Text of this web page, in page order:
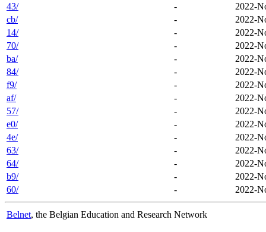
43/
-
2022-
cb/
-
2022-
14/
-
2022-
70/
-
2022-
ba/
-
2022-
84/
-
2022-
f9/
-
2022-
af/
-
2022-
57/
-
2022-
e0/
-
2022-
4e/
-
2022-
63/
-
2022-
64/
-
2022-
b9/
-
2022-
60/
- 2022-
Belnet, the Belgian Education and Research Network